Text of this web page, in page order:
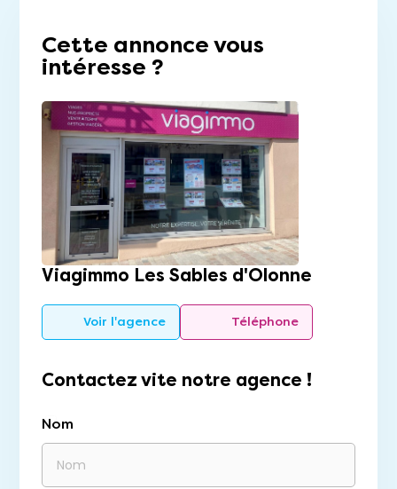
Cette annonce vous
intéresse ?
Viagimmo Les Sables d'Olonne
Voir l'agence Téléphone
Contactez vite notre agence !
Nom